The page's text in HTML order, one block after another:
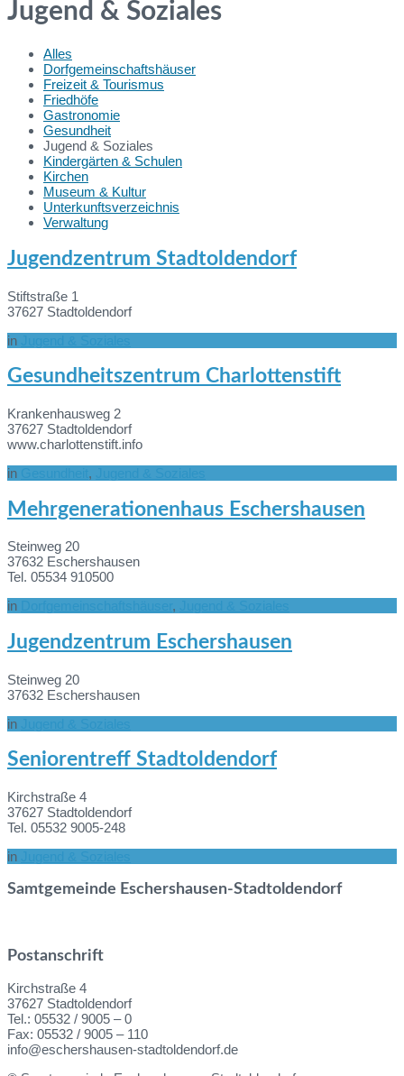
Jugend & Soziales
Alles
Dorfgemeinschaftshäuser
Freizeit & Tourismus
Friedhöfe
Gastronomie
Gesundheit
Jugend & Soziales
Kindergärten & Schulen
Kirchen
Museum & Kultur
Unterkunftsverzeichnis
Verwaltung
Jugendzentrum Stadtoldendorf
Stiftstraße 1
37627 Stadtoldendorf
in
Mehr
Informationen
Gesundheitszentrum Charlottenstift
Krankenhausweg 2
37627 Stadtoldendorf
www.charlottenstift.info
in
,
Mehr
Informationen
Mehrgenerationenhaus Eschershausen
Steinweg 20
37632 Eschershausen
Tel. 05534 910500
in
,
Mehr
Informationen
Jugendzentrum Eschershausen
Steinweg 20
37632 Eschershausen
in
Mehr
Informationen
Seniorentreff Stadtoldendorf
Kirchstraße 4
37627 Stadtoldendorf
Tel. 05532 9005-248
in
Mehr
Informationen
Samtgemeinde Eschershausen-Stadtoldendorf
Postanschrift
Kirchstraße 4
37627 Stadtoldendorf
Tel.: 05532 / 9005 – 0
Fax: 05532 / 9005 – 110
info@eschershausen-stadtoldendorf.de